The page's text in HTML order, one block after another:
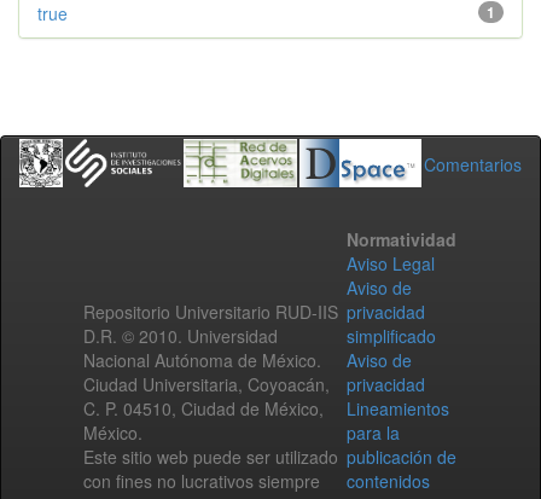
1
true
Comentarios
Repositorio Universitario RUD-IIS
D.R. © 2010. Universidad
Nacional Autónoma de México.
Ciudad Universitaria, Coyoacán,
C. P. 04510, Ciudad de México,
México.
Este sitio web puede ser utilizado
con fines no lucrativos siempre
Normatividad
Aviso Legal
Aviso de
privacidad
simplificado
Aviso de
privacidad
Lineamientos
para la
publicación de
contenidos